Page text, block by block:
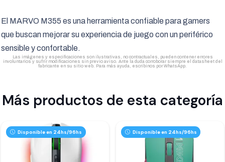
El MARVO M355 es una herramienta confiable para gamers
que buscan mejorar su experiencia de juego con un periférico
sensible y confortable.
Las imágenes y especificaciones son ilustrativas, no contractuales, pueden contener errores
involuntarios y sufrir modificaciones sin previo aviso. Ante la duda corroborar siempre el datasheet del
fabricante en su sitio web. Para más ayuda, escribinos por WhatsApp.
Más productos de esta categoría
Disponible en 24hs/96hs Disponible en 24hs/96hs